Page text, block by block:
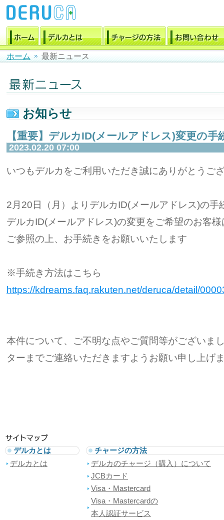
ホーム 最新ニュース
お知らせ
【重要】デルカID(メールアドレス)変更の手
2023.02.20 07:00
いつもデルカをご利用いただき誠にありがとうご
2月20日（月）よりデルカID(メールアドレス)の手
デルカID(メールアドレス)の変更をご希望のお客
ご参照の上、お手続きをお願いいたします
※手続き方法はこちら
https://kdreams.faq.rakuten.net/deruca/detail/
本件について、ご不明な点やご質問等がございま
ターまでご連絡いただきますようお願い申し上げ
デルカとは
デルカとは
チャージの方法
デルカのチャージ（購入）について
JCBカード
Visa・Mastercard
Visa・Mastercardの
本人認証サービス